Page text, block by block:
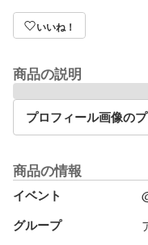
いいね！
商品の説明
プロフィール画像の
商品の情報
イベント
グループ